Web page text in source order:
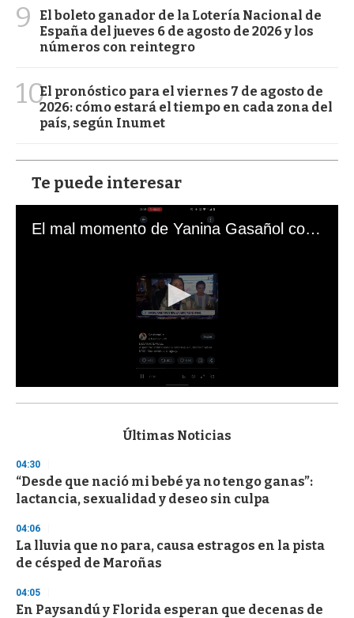
9
El boleto ganador de la Lotería Nacional de
España del jueves 6 de agosto de 2026 y los
números con reintegro
10El pronóstico para el viernes 7 de agosto de
2026: cómo estará el tiempo en cada zona del
país, según Inumet
Te puede interesar
El mal momento de Yanina Gasañol con un hincha argentino en "Subrayado"
s
d
s
o
f
3
s
e
c
n
d
Últimas Noticias
04:30
“Desde que nació mi bebé ya no tengo ganas”:
lactancia, sexualidad y deseo sin culpa
04:06
La lluvia que no para, causa estragos en la pista
de césped de Maroñas
04:05
En Paysandú y Florida esperan que decenas de